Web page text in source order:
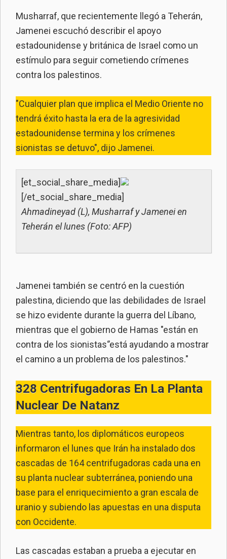
Musharraf, que recientemente llegó a Teherán,
Jamenei escuchó describir el apoyo
estadounidense y británica de Israel como un
estímulo para seguir cometiendo crímenes
contra los palestinos.
"Cualquier plan que implica el Medio Oriente no
tendrá éxito hasta la era de la agresividad
estadounidense termina y los crímenes
sionistas se detuvo", dijo Jamenei.
[et_social_share_media]
[/et_social_share_media]
Ahmadineyad (L), Musharraf y Jamenei en
Teherán el lunes (Foto: AFP)
Jamenei también se centró en la cuestión
palestina, diciendo que las debilidades de Israel
se hizo evidente durante la guerra del Líbano,
mientras que el gobierno de Hamas "están en
contra de los sionistas‘’está ayudando a mostrar
el camino a un problema de los palestinos."
328 Centrifugadoras En La Planta
Nuclear De Natanz
Mientras tanto, los diplomáticos europeos
informaron el lunes que Irán ha instalado dos
cascadas de 164 centrifugadoras cada una en
su planta nuclear subterránea, poniendo una
base para el enriquecimiento a gran escala de
uranio y subiendo las apuestas en una disputa
con Occidente.
Las cascadas estaban a prueba a ejecutar en